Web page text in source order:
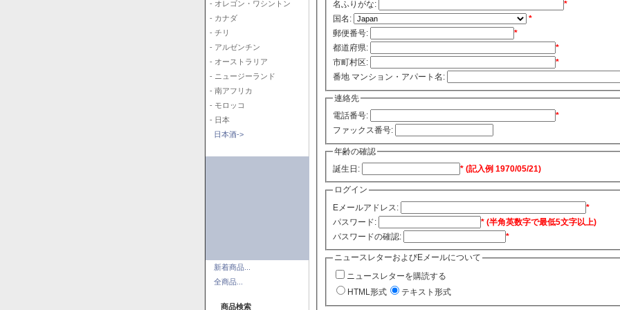
- オレゴン・ワシントン
- カナダ
- チリ
- アルゼンチン
- オーストラリア
- ニュージーランド
- 南アフリカ
- モロッコ
- 日本
日本酒->
新着商品...
全商品...
商品検索
名ふりがな:
*
国名:
*
郵便番号:
*
都道府県:
*
市町村区:
*
番地 マンション・アパート名:
連絡先
電話番号:
*
ファックス番号:
年齢の確認
誕生日:
* (記入例 1970/05/21)
ログイン
Eメールアドレス:
*
パスワード:
* (半角英数字で最低5文字以上)
パスワードの確認:
*
ニュースレターおよびEメールについて
ニュースレターを購読する
HTML形式
テキスト形式